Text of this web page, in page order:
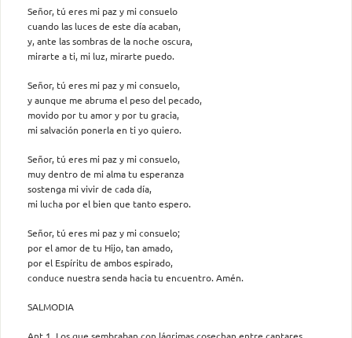
Señor, tú eres mi paz y mi consuelo
cuando las luces de este día acaban,
y, ante las sombras de la noche oscura,
mirarte a ti, mi luz, mirarte puedo.
Señor, tú eres mi paz y mi consuelo,
y aunque me abruma el peso del pecado,
movido por tu amor y por tu gracia,
mi salvación ponerla en ti yo quiero.
Señor, tú eres mi paz y mi consuelo,
muy dentro de mi alma tu esperanza
sostenga mi vivir de cada día,
mi lucha por el bien que tanto espero.
Señor, tú eres mi paz y mi consuelo;
por el amor de tu Hijo, tan amado,
por el Espíritu de ambos espirado,
conduce nuestra senda hacia tu encuentro. Amén.
SALMODIA